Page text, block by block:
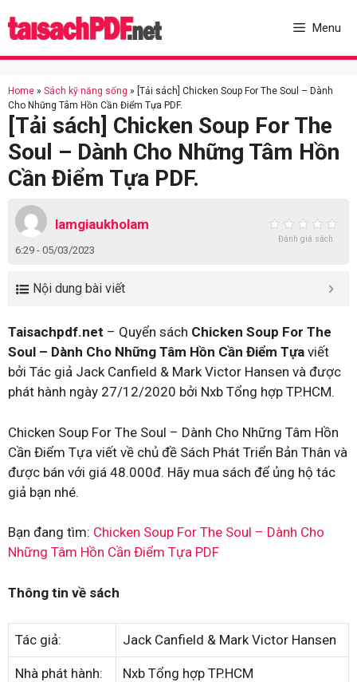
to
Menu
Home » Sách kỹ năng sống » [Tải sách] Chicken Soup For The Soul – Dành
Cho Những Tâm Hồn Cần Điểm Tựa PDF.
[Tải sách] Chicken Soup For The
Soul – Dành Cho Những Tâm Hồn
Cần Điểm Tựa PDF.
lamgiaukholam
6:29 - 05/03/2023
Đánh giá sách
Nội dung bài viết
Taisachpdf.net – Quyển sách Chicken Soup For The
Soul – Dành Cho Những Tâm Hồn Cần Điểm Tựa viết
bởi Tác giả Jack Canfield & Mark Victor Hansen và được
phát hành ngày 27/12/2020 bởi Nxb Tổng hợp TP.HCM.
Chicken Soup For The Soul – Dành Cho Những Tâm Hồn
Cần Điểm Tựa viết về chủ đề Sách Phát Triển Bản Thân và
được bán với giá 48.000đ. Hãy mua sách để ủng hộ tác
giả bạn nhé.
Bạn đang tìm: Chicken Soup For The Soul – Dành Cho
Những Tâm Hồn Cần Điểm Tựa PDF
Thông tin về sách
Tác giả: Jack Canfield & Mark Victor Hansen
Nhà phát hành: Nxb Tổng hợp TP.HCM